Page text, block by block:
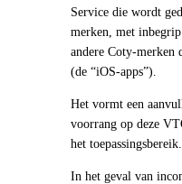
Service die wordt
merken, met
andere Coty-merken
(de “iOS-apps”).
Het vormt een
voorrang op deze
het toepassingsbereik.
In het geval van